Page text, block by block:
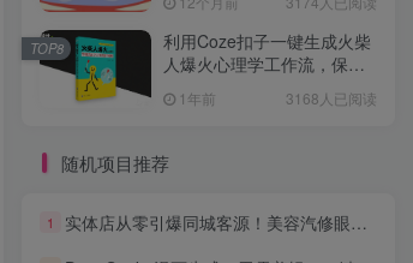
利用Coze扣子一键生成火柴
人爆火心理学工作流，保姆
1年前 3168人已阅读
TOP8
随机项目推荐
1 实体店从零引爆同城客源！美容汽修眼镜店小儿推拿专属流量打法，持续盈利增收